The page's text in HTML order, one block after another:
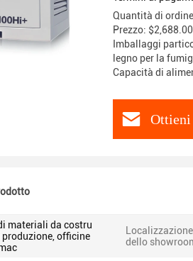
Quantità di
Prezzo:
Imballaggi
legno per la
Capacità di
materiali da costru
officine
Localizzazione
dello